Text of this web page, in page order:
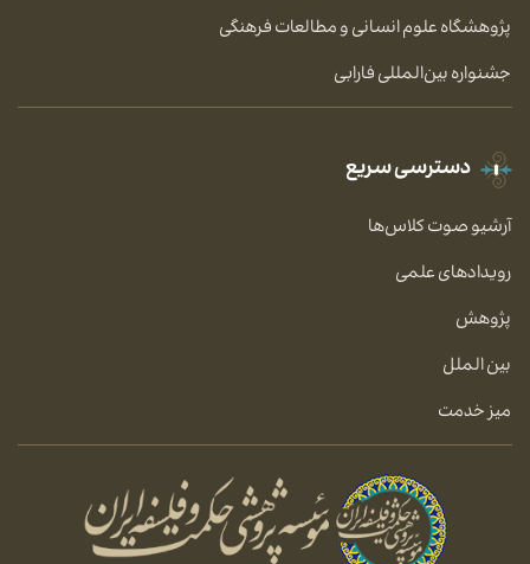
پژوهشگاه علوم انسانی و مطالعات فرهنگی
جشنواره بین‌المللی فارابی
دسترسی سریع
آرشیو صوت کلاس‌ها
رویدادهای علمی
پژوهش
بین الملل
میز خدمت